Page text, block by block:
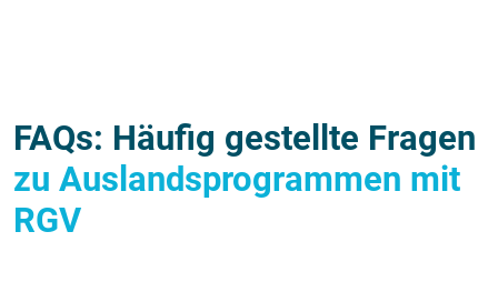
FAQs: Häufig gestellte Fragen
zu Auslandsprogrammen mit
RGV